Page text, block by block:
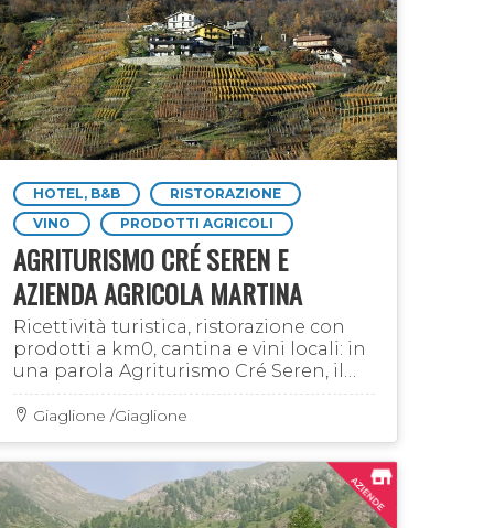
HOTEL, B&B
RISTORAZIONE
VINO
PRODOTTI AGRICOLI
AGRITURISMO CRÉ SEREN E
AZIENDA AGRICOLA MARTINA
Ricettività turistica, ristorazione con
prodotti a km0, cantina e vini locali: in
una parola Agriturismo Cré Seren, il
posto ideale per chi vuole conoscere e
scoprire tutto ciò che offre la Valle di …
Giaglione /Giaglione